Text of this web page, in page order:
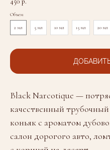
Объем
2 мл 5 мл 10 мл 15 мл 20 мл
Black Narcotique —
качественный
коньяк с ароматом
салон дорогого авто,